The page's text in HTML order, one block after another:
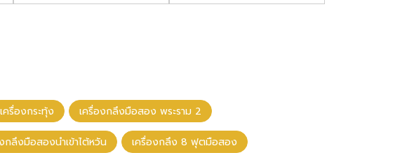
เครื่องกระทุ้ง เครื่องกลึงมือสอง พระราม 2
กลึงมือสองนําเข้าไต้หวัน เครื่องกลึง 8 ฟุตมือสอง